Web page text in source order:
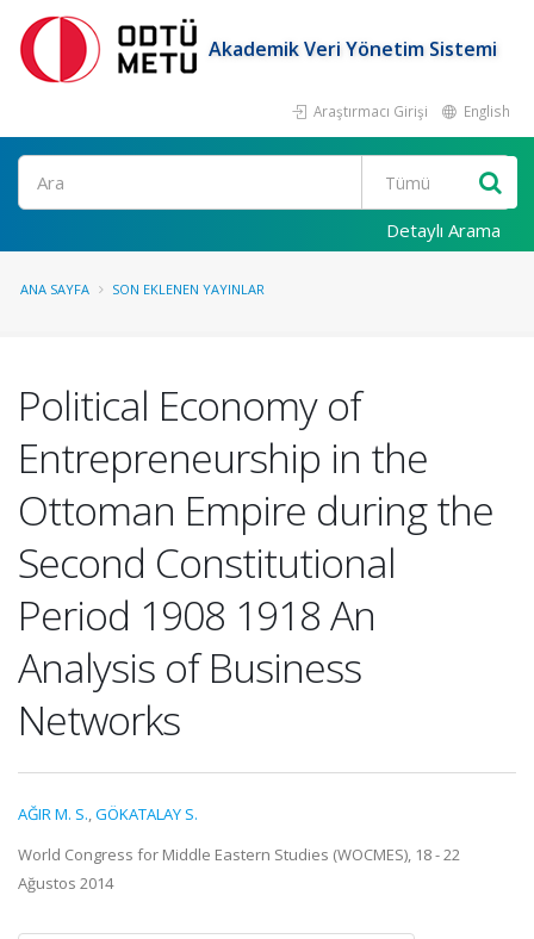
Akademik Veri Yönetim Sistemi
Araştırmacı Girişi English
Ara
Detaylı Arama
ANA SAYFA SON EKLENEN YAYINLAR
Political Economy of
Entrepreneurship in the
Ottoman Empire during the
Second Constitutional
Period 1908 1918 An
Analysis of Business
Networks
AĞIR M. S.,GÖKATALAY S.
World Congress for Middle Eastern Studies (WOCMES), 18 - 22
Ağustos 2014